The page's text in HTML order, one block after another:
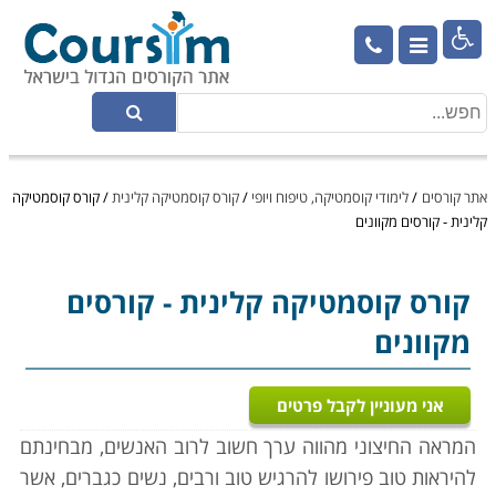

אתר קורסים /לימודי קוסמטיקה, טיפוח ויופי /קורס קוסמטיקה קלינית/קורס קוסמטיקה
קלינית - קורסים מקוונים
קורס קוסמטיקה קלינית- קורסים
מקוונים
אני מעוניין לקבל פרטים
המראה החיצוני מהווה ערך חשוב לרוב האנשים, מבחינתם
להיראות טוב פירושו להרגיש טוב ורבים, נשים כגברים, אשר